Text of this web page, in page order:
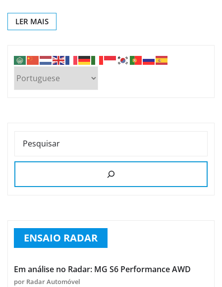
LER MAIS
PESQUISAR
ENSAIO RADAR
Em análise no Radar: MG S6 Performance AWD
por Radar Automóvel